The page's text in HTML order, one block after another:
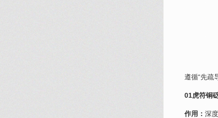
遵循“先疏
01虎符铜
作用： 深